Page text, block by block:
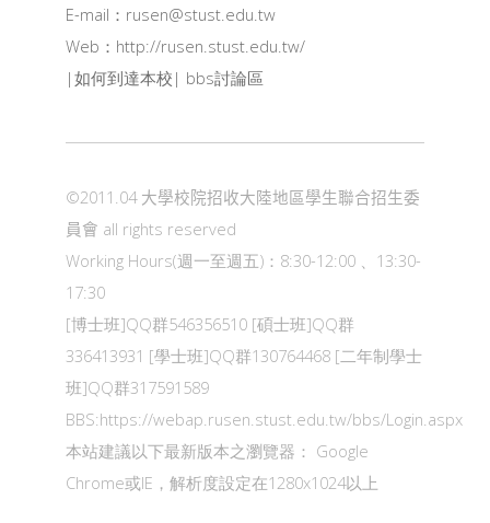
E-mail： rusen@stust.edu.tw
Web： http://rusen.stust.edu.tw/
| 如何到達本校 | bbs討論區
©2011.04 大學校院招收大陸地區學生聯合招生委
員會 all rights reserved
Working Hours(週一至週五)：8:30-12:00 、13:30-
17:30
[博士班]QQ群546356510 [碩士班]QQ群
336413931 [學士班]QQ群130764468 [二年制學士
班]QQ群317591589
BBS:https://webap.rusen.stust.edu.tw/bbs/Login.aspx
本站建議以下最新版本之瀏覽器： Google
Chrome或IE，解析度設定在1280x1024以上